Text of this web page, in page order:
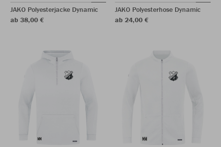
JAKO Polyesterjacke Dynamic
ab 38,00 €
JAKO Polyesterhose Dynamic
ab 24,00 €